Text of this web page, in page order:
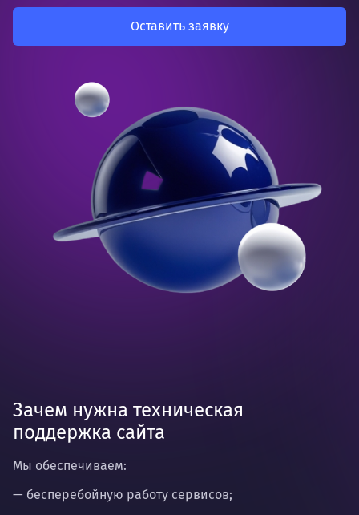
Оставить заявку
Зачем нужна техническая
поддержка сайта
Мы обеспечиваем:
— бесперебойную работу сервисов;